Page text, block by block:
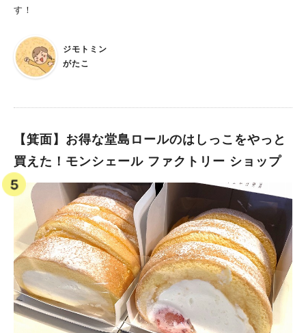
す！
ジモトミン
がたこ
【箕面】お得な堂島ロールのはしっこをやっと
買えた！モンシェール ファクトリー ショップ